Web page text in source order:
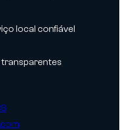
local confiável